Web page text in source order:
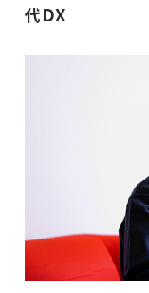
代DX